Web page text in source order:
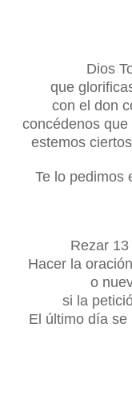
Dios
que
con el don
concédenos
estemos
Te lo pedimos
Rezar
Hacer la
o
si la
El último día se